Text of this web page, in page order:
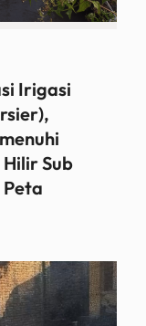
Irigasi
Sub